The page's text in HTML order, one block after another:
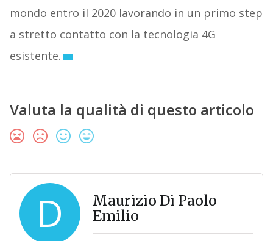
mondo entro il 2020 lavorando in un primo step
a stretto contatto con la tecnologia 4G
esistente.
Valuta la qualità di questo articolo
D
Maurizio Di Paolo
Emilio